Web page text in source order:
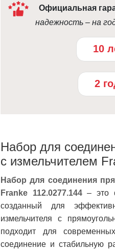
Официальная
надежность – на
10
2
Набор для
с измельчителем
Набор для соединения
Franke 112.0277.144– это
созданный для
измельчителя с
подходит для
соединение и стабильную